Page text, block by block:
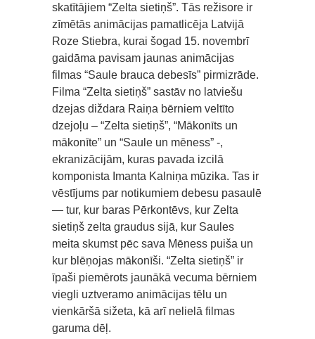
skatītājiem “Zelta sietiņš”. Tās režisore ir
zīmētās animācijas pamatlicēja Latvijā
Roze Stiebra, kurai šogad 15. novembrī
gaidāma pavisam jaunas animācijas
filmas “Saule brauca debesīs” pirmizrāde.
Filma “Zelta sietiņš” sastāv no latviešu
dzejas diždara Raiņa bērniem veltīto
dzejoļu – “Zelta sietiņš”, “Mākonīts un
mākonīte” un “Saule un mēness” -,
ekranizācijām, kuras pavada izcilā
komponista Imanta Kalniņa mūzika. Tas ir
vēstījums par notikumiem debesu pasaulē
— tur, kur baras Pērkontēvs, kur Zelta
sietiņš zelta graudus sijā, kur Saules
meita skumst pēc sava Mēness puiša un
kur blēņojas mākonīši. “Zelta sietiņš” ir
īpaši piemērots jaunākā vecuma bērniem
viegli uztveramo animācijas tēlu un
vienkāršā sižeta, kā arī nelielā filmas
garuma dēļ.